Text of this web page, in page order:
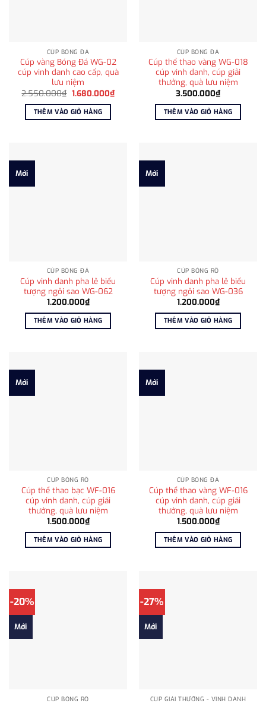
CÚP BÓNG ĐÁ
Cúp vàng Bóng Đá WG-02
cúp vinh danh cao cấp, quà
lưu niệm
2.550.000₫ Giá
là:
2.550.000₫.
1.680.000₫Giá
hiện
1.680.000₫.
THÊM VÀO GIỎ HÀNG
CÚP BÓNG ĐÁ
Cúp thể thao vàng WG-018
cúp vinh danh, cúp giải
thưởng, quà lưu niệm
3.500.000₫
THÊM VÀO GIỎ HÀNG
Mới
CÚP BÓNG ĐÁ
Cúp vinh danh pha lê biểu
tượng ngôi sao WG-062
1.200.000₫
THÊM VÀO GIỎ HÀNG
Mới
CÚP BÓNG RỔ
Cúp vinh danh pha lê biểu
tượng ngôi sao WG-036
1.200.000₫
THÊM VÀO GIỎ HÀNG
Mới
CÚP BÓNG RỔ
Cúp thể thao bạc WF-016
cúp vinh danh, cúp giải
thưởng, quà lưu niệm
1.500.000₫
THÊM VÀO GIỎ HÀNG
Mới
CÚP BÓNG ĐÁ
Cúp thể thao vàng WF-016
cúp vinh danh, cúp giải
thưởng, quà lưu niệm
1.500.000₫
THÊM VÀO GIỎ HÀNG
-20%
Mới
CÚP BÓNG RỔ
-27%
Mới
CÚP GIẢI THƯỞNG - VINH DANH